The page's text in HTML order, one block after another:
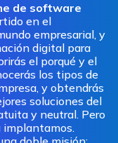
de software
en el
empresarial, y
digital para
el porqué y el
los tipos de
y obtendrás
soluciones del
y neutral. Pero
implantamos.